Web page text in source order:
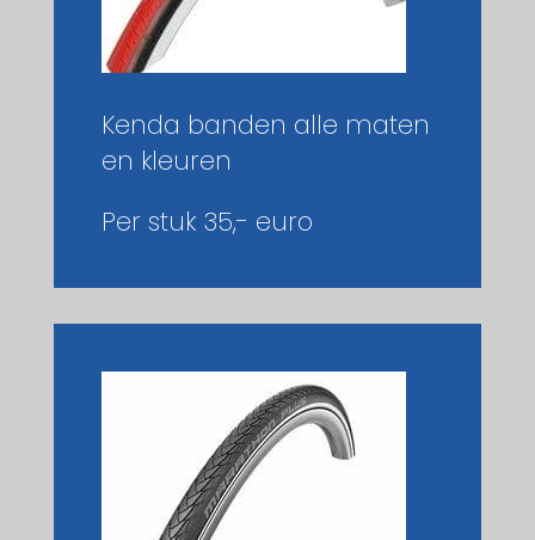
Kenda banden alle maten
en kleuren
Per stuk 35,- euro